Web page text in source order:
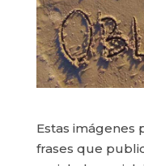
Estas imágenes
frases que